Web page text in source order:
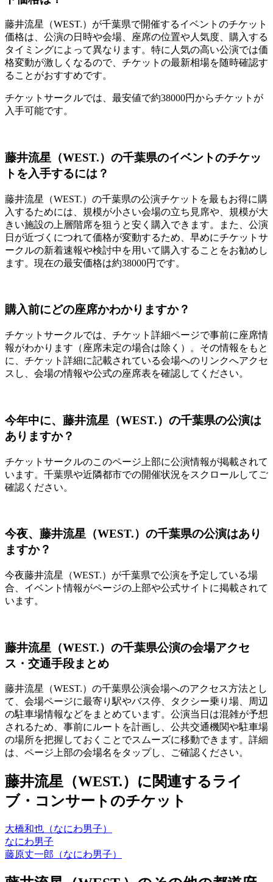
藤井流星（WEST.）が千葉県で開催するイベントのチケット
価格は、公演の日時や会場、座席の位置や人気度、購入する
タイミングによって異なります。特に人気の高い公演では価
格変動が激しくなるので、チケットの最新相場を随時確認す
ることがおすすめです。
チケットサークルでは、最安値で約38000円からチケットが
入手可能です。
藤井流星（WEST.）の千葉県のイベントのチケッ
トを入手するには？
藤井流星（WEST.）の千葉県の公演チケットを最もお得に購
入するためには、規模が小さい会場の立ち見席や、規模が大
きい施設の上層階席を狙うと安く購入できます。また、公演
日が近づくにつれて価格が変動するため、早めにチケットサ
ークルの新着速報や検討中を用いて購入することをお勧めし
ます。現在の最安価格は約38000円です。
購入前にどの座席かわかりますか？
チケットサークルでは、チケット詳細ページで事前に座席情
報がわかります（座席未定の場合は除く）。その情報をもと
に、チケット詳細に記載されている会場へのリンクへアクセ
スし、会場の情報や公式の座席表を確認してください。
今年中に、藤井流星（WEST.）の千葉県の公演は
ありますか？
チケットサークルのこのページ上部に公演情報が掲載されて
います。千葉県や近隣都市での開催状況をスクロールしてご
確認ください。
今夜、藤井流星（WEST.）の千葉県の公演はあり
ますか？
今夜藤井流星（WEST.）が千葉県で公演を予定している場
合、イベント情報がページの上部や公式サイトに掲載されて
います。
藤井流星（WEST.）の千葉県公演の会場アクセ
ス・交通手段まとめ
藤井流星（WEST.）の千葉県公演会場へのアクセス方法とし
て、会場ページに最寄り駅やバス停、タクシー乗り場、周辺
の駐車場情報などをまとめています。公演当日は混雑が予想
されるため、事前にルートを計画し、公共交通機関や駐車場
の場所を把握しておくことでスムーズに移動できます。詳細
は、ページ上部の会場名をタップし、ご確認ください。
藤井流星（WEST.）に関連するライ
ブ・コンサートのチケット
大橋和也（なにわ男子）
なにわ男子
藤原丈一郎（なにわ男子）